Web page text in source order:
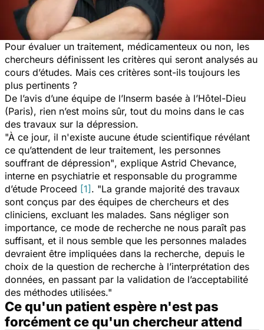
Pour évaluer un traitement, médicamenteux ou non, les
chercheurs définissent les critères qui seront analysés au
cours d’études. Mais ces critères sont-ils toujours les
plus pertinents ?
De l’avis d’une équipe de l’Inserm basée à l’Hôtel-Dieu
(Paris), rien n’est moins sûr, tout du moins dans le cas
des travaux sur la dépression.
"À ce jour, il n'existe aucune étude scientifique révélant
ce qu’attendent de leur traitement, les personnes
souffrant de dépression", explique Astrid Chevance,
interne en psychiatrie et responsable du programme
d’étude Proceed [1]. "La grande majorité des travaux
sont conçus par des équipes de chercheurs et des
cliniciens, excluant les malades. Sans négliger son
importance, ce mode de recherche ne nous paraît pas
suffisant, et il nous semble que les personnes malades
devraient être impliquées dans la recherche, depuis le
choix de la question de recherche à l’interprétation des
données, en passant par la validation de l’acceptabilité
des méthodes utilisées."
Ce qu'un patient espère n'est pas
forcément ce qu'un chercheur attend